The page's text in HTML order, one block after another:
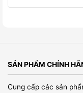
SẢN PHẨM CHÍNH
Cung cấp các sản